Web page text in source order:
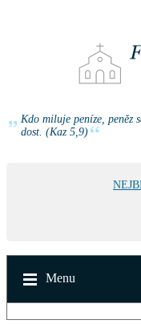
Kdo miluje peníze, peněz
dost. (Kaz 5,9)
Menu